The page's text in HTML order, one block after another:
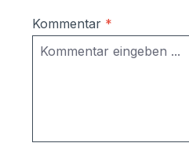
Kommentar *